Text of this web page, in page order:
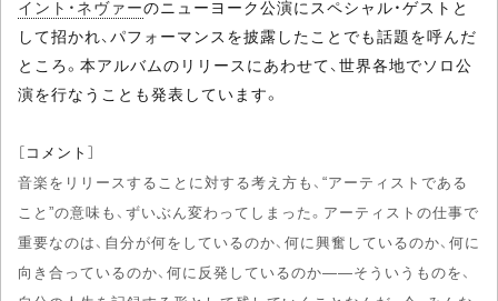
イント・ネヴァーのニューヨーク公演にスペシャル・ゲストと
して招かれ、パフォーマンスを披露したことでも話題を呼んだ
ところ。本アルバムのリリースにあわせて、世界各地でソロ公
演を行なうことも発表しています。
［コメント］
音楽をリリースすることに対する考え方も、“アーティストである
こと”の意味も、ずいぶん変わってしまった。アーティストの仕事で
重要なのは、自分が何をしているのか、何に興奮しているのか、何に
向き合っているのか、何に反発しているのか――そういうものを、